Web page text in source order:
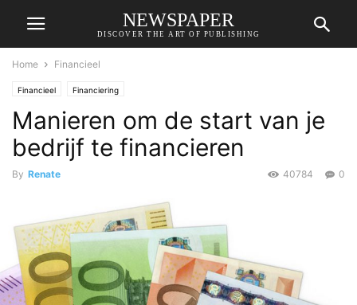
NEWSPAPER
DISCOVER THE ART OF PUBLISHING
Home Financieel
Financieel Financiering
Manieren om de start van je
bedrijf te financieren
By Renate 0
40784